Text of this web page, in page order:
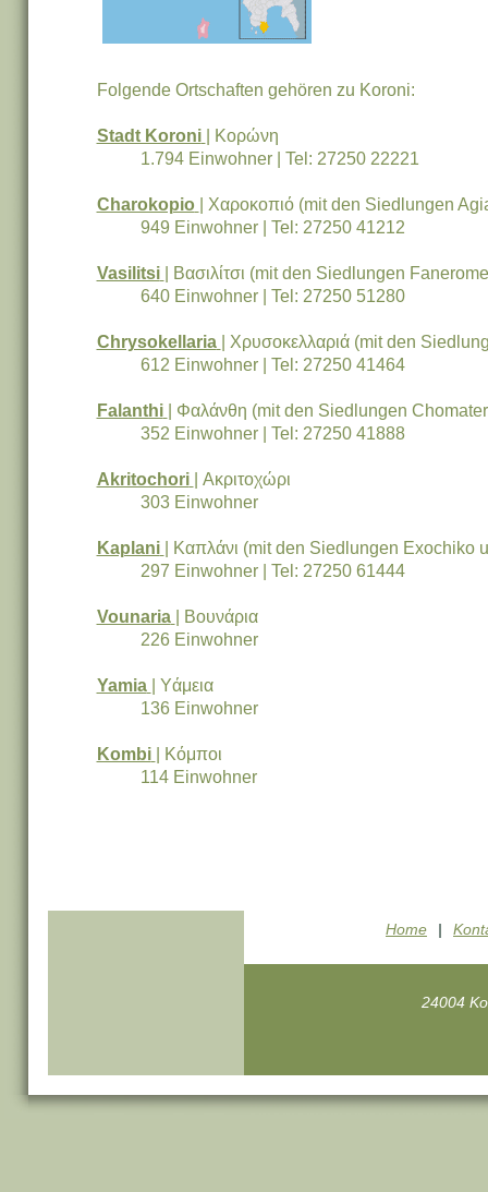
Folgende Ortschaften gehören zu Koroni:
Stadt Koroni
| Κορώνη
1.794 Einwohner | Tel: 27250 22221
Charokopio
| Χαροκοπιό (mit den Siedlungen
949 Einwohner | Tel: 27250 41212
Vasilitsi
| Βασιλίτσι (mit den Siedlungen
640 Einwohner | Tel: 27250 51280
Chrysokellaria
| Χρυσοκελλαριά (mit den
612 Einwohner | Tel: 27250 41464
Falanthi
| Φαλάνθη (mit den Siedlungen
352 Einwohner | Tel: 27250 41888
Akritochori
| Ακριτοχώρι
303 Einwohner
Kaplani
| Καπλάνι (mit den Siedlungen Exochiko
297 Einwohner | Tel: 27250 61444
Vounaria
| Βουνάρια
226 Einwohner
Yamia
| Υάμεια
136 Einwohner
Kombi
| Κόμποι
114 Einwohner
Home |
24004